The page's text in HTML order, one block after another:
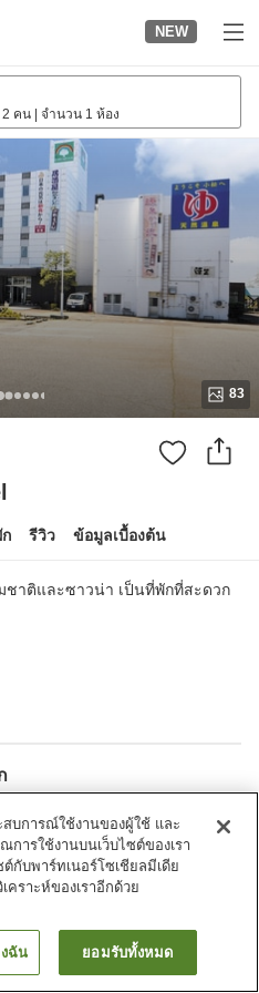
NEW
คน จำนวน 1 ห้อง
83
รีวิว ข้อมูลเบื้องต้น
าติและซาวน่า เป็นที่พักที่สะดวก
ตู้จำหน่ายอัตโนมัติ
ครโคมัตสึ Komatsu Green Hotel
องพัก
สบการณ์ใช้งานของผู้ใช้ และ
ารใช้งานบนเว็บไซต์ของเรา
กับพาร์ทเนอร์โซเชียลมีเดีย
คราะห์ของเราอีกด้วย
ฉัน ยอมรับทั้งหมด